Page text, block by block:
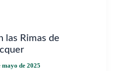
las Rimas de
mayo de 2025